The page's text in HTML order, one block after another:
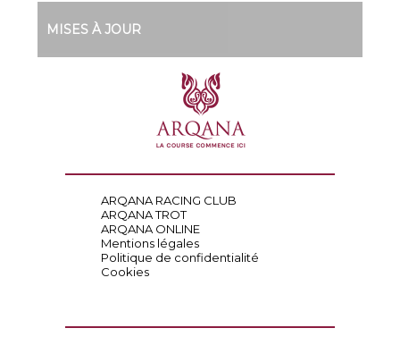
MISES À JOUR
ARQANA RACING CLUB
ARQANA TROT
ARQANA ONLINE
Mentions légales
Politique de confidentialité
Cookies